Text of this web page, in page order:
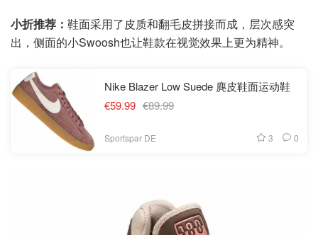
小折推荐： 鞋面采用了皮质和翻毛皮拼接而成，层次感突
出，侧面的小Swoosh也让鞋款在视觉效果上更为精神。
Nike Blazer Low Suede 麂皮鞋面运动鞋
€59.99 €89.99
Sportspar DE 3 0